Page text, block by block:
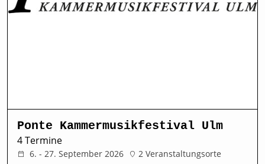
Ponte Kammermusikfestival Ulm
4 Termine
6. - 27. September 2026 2 Veranstaltungsorte